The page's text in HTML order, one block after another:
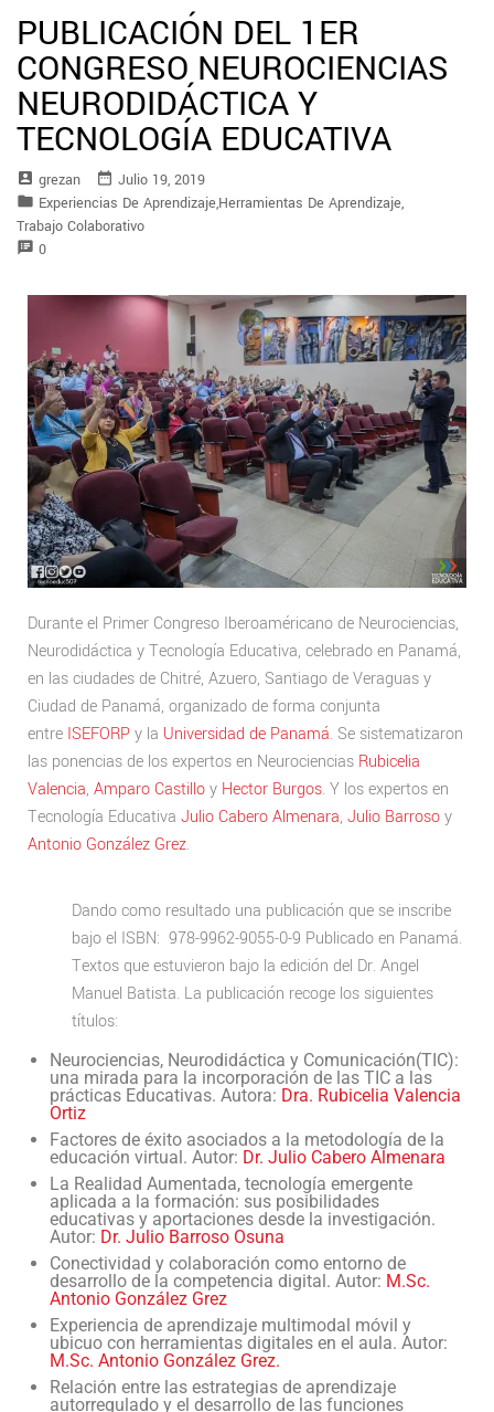
PUBLICACIÓN DEL 1ER
CONGRESO NEUROCIENCIAS
NEURODIDÁCTICA Y
TECNOLOGÍA EDUCATIVA
account_box Grezan date_range Julio 19, 2019
folder Experiencias De Aprendizaje,Herramientas De Aprendizaje,
Trabajo Colaborativo
speaker_notes 0
Durante el Primer Congreso Iberoaméricano de Neurociencias,
Neurodidáctica y Tecnología Educativa, celebrado en Panamá,
en las ciudades de Chitré, Azuero, Santiago de Veraguas y
Ciudad de Panamá, organizado de forma conjunta
entre ISEFORPy la Universidad de Panamá. Se sistematizaron
las ponencias de los expertos en Neurociencias Rubicelia
Valencia, Amparo Castilloy Hector Burgos. Y los expertos en
Tecnología Educativa Julio Cabero Almenara, Julio Barrosoy
Antonio González Grez.
Dando como resultado una publicación que se inscribe
bajo el ISBN: 978-9962-9055-0-9 Publicado en Panamá.
Textos que estuvieron bajo la edición del Dr. Angel
Manuel Batista. La publicación recoge los siguientes
títulos:
Neurociencias, Neurodidáctica y Comunicación(TIC):
una mirada para la incorporación de las TIC a las
prácticas Educativas. Autora: Dra. Rubicelia Valencia
Ortiz
Factores de éxito asociados a la metodología de la
educación virtual. Autor: Dr. Julio Cabero Almenara
La Realidad Aumentada, tecnología emergente
aplicada a la formación: sus posibilidades
educativas y aportaciones desde la investigación.
Autor: Dr. Julio Barroso Osuna
Conectividad y colaboración como entorno de
desarrollo de la competencia digital. Autor: M.Sc.
Antonio González Grez
Experiencia de aprendizaje multimodal móvil y
ubicuo con herramientas digitales en el aula. Autor:
M.Sc. Antonio González Grez.
Relación entre las estrategias de aprendizaje
autorregulado y el desarrollo de las funciones